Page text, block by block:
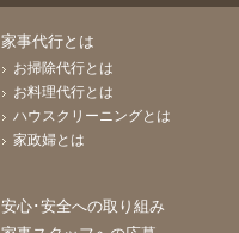
家事代行とは
お掃除代行とは
お料理代行とは
ハウスクリーニングとは
家政婦とは
安心･安全への取り組み